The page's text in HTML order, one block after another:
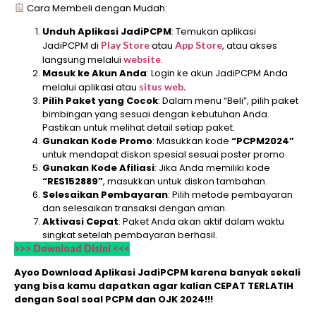
Cara Membeli dengan Mudah:
Unduh Aplikasi JadiPCPM: Temukan aplikasi
JadiPCPM di Play Storeatau App Store, atau akses
langsung melalui website.
Masuk ke Akun Anda: Login ke akun JadiPCPM Anda
melalui aplikasi atau situs web.
Pilih Paket yang Cocok: Dalam menu “Beli”, pilih paket
bimbingan yang sesuai dengan kebutuhan Anda.
Pastikan untuk melihat detail setiap paket.
Gunakan Kode Promo: Masukkan kode “PCPM2024”
untuk mendapat diskon spesial sesuai poster promo
Gunakan Kode Afiliasi: Jika Anda memiliki kode
“RES152889”, masukkan untuk diskon tambahan.
Selesaikan Pembayaran: Pilih metode pembayaran
dan selesaikan transaksi dengan aman.
Aktivasi Cepat: Paket Anda akan aktif dalam waktu
singkat setelah pembayaran berhasil.
>>> Download Disini <<<
Ayoo Download Aplikasi JadiPCPM karena banyak sekali
yang bisa kamu dapatkan agar kalian CEPAT TERLATIH
dengan Soal soal PCPM dan OJK 2024!!!